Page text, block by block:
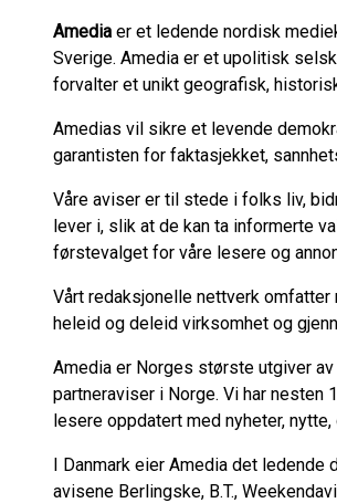
Amedia er et ledende nordisk
Sverige. Amedia er et upolitisk
forvalter et unikt geografisk,
Amedias vil sikre et levende
garantisten for faktasjekket,
Våre aviser er til stede i folks liv,
lever i, slik at de kan ta informerte
førstevalget for våre lesere og
Vårt redaksjonelle nettverk omfatter
heleid og deleid virksomhet og
Amedia er Norges største utgiver
partneraviser i Norge. Vi har
lesere oppdatert med nyheter,
I Danmark eier Amedia det
avisene Berlingske, B.T.,